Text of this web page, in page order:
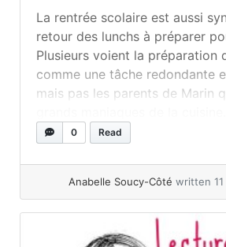
La rentrée scolaire est aussi
retour des lunchs à préparer
Plusieurs voient la préparation
comme une tâche redondante
mais pas les parents de Marin
recettes, restaurants, bonne
»read more
0 Read
Anabelle Soucy-Côté written